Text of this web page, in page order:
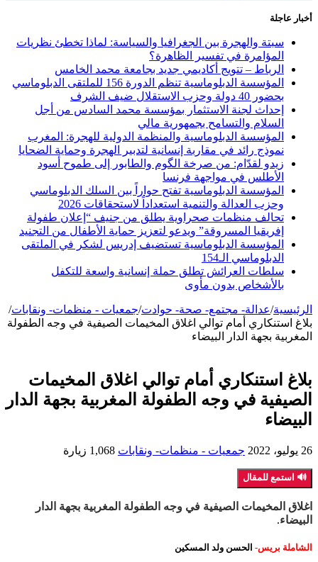
أخبار عاجلة
سبتة والهجرة بين الجغرافيا والسياسة: لماذا تخطئ نظريات
المؤامرة في تفسير الظاهرة؟
الرباط – تتويج أكاديمي جديد بجامعة محمد الخامس
المؤسسة الدبلوماسية تنظم الدورة 156 للملتقى الدبلوماسي
بحضور 40 دولة وحزب الاستقلال ضيف الشرف
إحداث لجنة الاستثمار بمؤسسة محمد السادس من أجل
السلام والتسامح بجمهورية مالي
المؤسسة الدبلوماسية والمنظمة الدولية للهجرة: المغرب
نموذج رائد في مقاربة إنسانية لتدبير الهجرة وحماية الضحايا
زيدو لقدّام: من صرخة الگوم والطابور إلى طموح أسود
الأطلس في مواجهة فرنسا
المؤسسة الدبلوماسية تفتح حواراً بين السلك الدبلوماسي
وحزب العدالة والتنمية استعداداً لاستحقاقات 2026
تحالف منظمات صحراوية يطلق من جنيف “إعلان طفولة
إفريقيا المسروقة” ويدعو لتعزيز حماية الأطفال من التجنيد
المؤسسة الدبلوماسية تستضيف إدريس لشكر في الملتقى
الدبلوماسي الـ154
سلطات العرائش تطلق حملة إنسانية واسعة للتكفل
بالأشخاص بدون مأوى
الرئيسية/عدالة- مجتمع- صحة- حوادت/جمعيات - منظمات- ونقابات/
بلاغ استنكاري أمام توالي اغلاق المخيمات الصيفية في وجه الطفولة
المغربية بجهة الدار البيضاء
بلاغ استنكاري أمام توالي اغلاق المخيمات
الصيفية في وجه الطفولة المغربية بجهة الدار
البيضاء
26 يوليو، 2022 جمعيات - منظمات- ونقابات 1,068 زيارة
🔊 استمع للمقال
اغلاق المخيمات الصيفية في وجه الطفولة المغربية بجهة الدار
البيضاء.
الشاملة بريس- الحسن ولد المسكين